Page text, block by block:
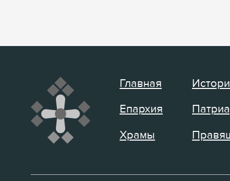
Главная
Епархия
Храмы